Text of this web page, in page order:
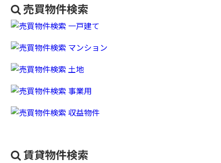
売買物件検索
賃貸物件検索